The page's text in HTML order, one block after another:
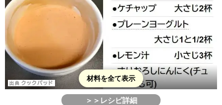
材料を全て表示
＞＞レシピ詳細